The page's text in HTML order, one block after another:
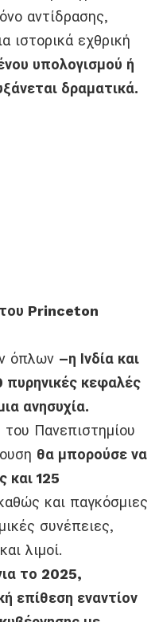
αντίδρασης,
ιστορικά εχθρική
υπολογισμού ή
δραματικά.
Princeton
όπλων –η Ινδία και
πυρηνικές κεφαλές
ανησυχία.
Πανεπιστημίου
θα μπορούσε να
και 125
και παγκόσμιες
συνέπειες,
λιμοί.
το 2025,
επίθεση εναντίον